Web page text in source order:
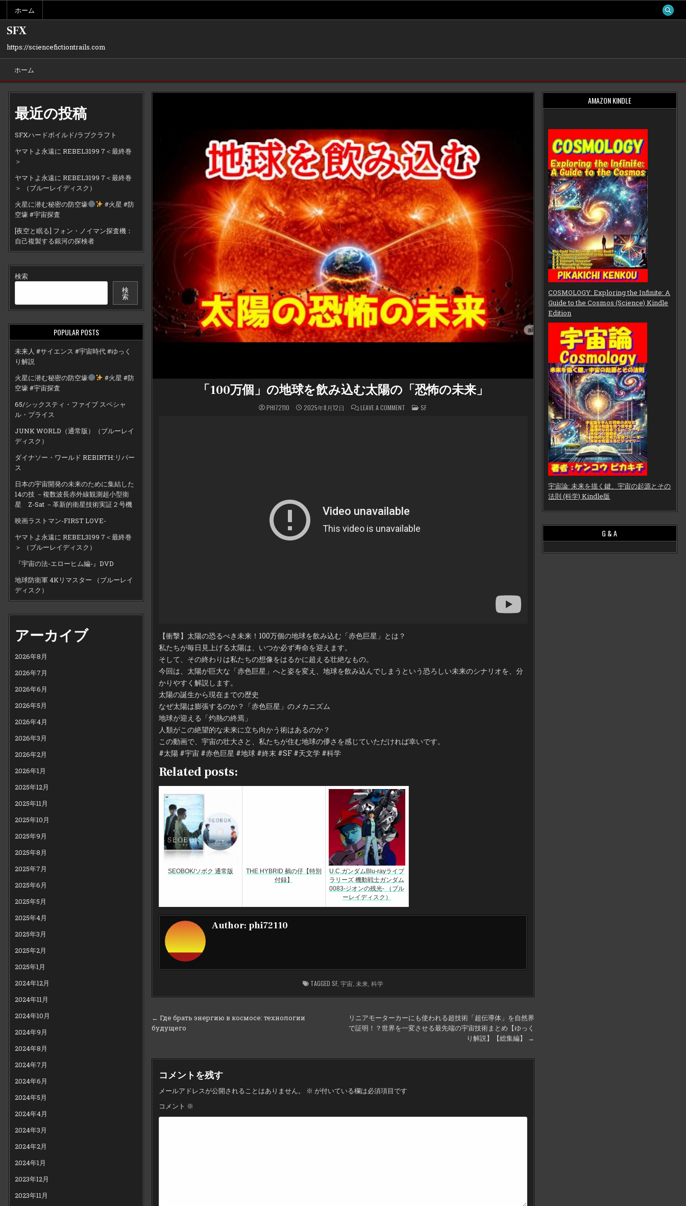
content
ホーム
SFX
https://sciencefictiontrails.com
ホーム
最近の投稿
SFXハードボイルド/ラブクラフト
ヤマトよ永遠に REBEL3199 7＜最終巻
＞
ヤマトよ永遠に REBEL3199 7＜最終巻
＞ （ブルーレイディスク）
火星に潜む秘密の防空壕
#火星 #防
空壕 #宇宙探査
[夜空と眠る] フォン・ノイマン探査機：
自己複製する銀河の探検者
検索
検
索
POPULAR POSTS
未来人 #サイエンス #宇宙時代 #ゆっく
り解説
火星に潜む秘密の防空壕
#火星 #防
空壕 #宇宙探査
65/シックスティ・ファイブ スペシャ
ル・プライス
JUNK WORLD（通常版）（ブルーレイ
ディスク）
ダイナソー・ワールド REBIRTH:リバー
ス
日本の宇宙開発の未来のために集結した
14の技 －複数波長赤外線観測超小型衛
星 Z-Sat －革新的衛星技術実証２号機
映画ラストマン-FIRST LOVE-
ヤマトよ永遠に REBEL3199 7＜最終巻
＞ （ブルーレイディスク）
『宇宙の法-エローヒム編-』DVD
地球防衛軍 4Kリマスター （ブルーレイ
ディスク）
アーカイブ
2026年8月
2026年7月
2026年6月
2026年5月
2026年4月
2026年3月
2026年2月
2026年1月
2025年12月
2025年11月
2025年10月
2025年9月
2025年8月
2025年7月
2025年6月
2025年5月
2025年4月
2025年3月
2025年2月
2025年1月
2024年12月
2024年11月
2024年10月
2024年9月
2024年8月
2024年7月
2024年6月
2024年5月
2024年4月
2024年3月
2024年2月
2024年1月
2023年12月
2023年11月
「100万個」の地球を飲み込む太陽の「恐怖の未来」
PHI72110 2025年8月12日 LEAVE A COMMENT ON
「100
の
未
来」
POSTED
IN
SF
【衝撃】太陽の恐るべき未来！100万個の地球を飲み込む「赤色巨星」とは？
私たちが毎日見上げる太陽は、いつか必ず寿命を迎えます。
そして、その終わりは私たちの想像をはるかに超える壮絶なもの。
今回は、太陽が巨大な「赤色巨星」へと姿を変え、地球を飲み込んでしまうという恐ろしい未来のシナリオを、分
かりやすく解説します。
太陽の誕生から現在までの歴史
なぜ太陽は膨張するのか？「赤色巨星」のメカニズム
地球が迎える「灼熱の終焉」
人類がこの絶望的な未来に立ち向かう術はあるのか？
この動画で、宇宙の壮大さと、私たちが住む地球の儚さを感じていただければ幸いです。
#太陽 #宇宙 #赤色巨星 #地球 #終末 #SF #天文学 #科学
Related posts:
SEOBOK/ソボク 通常版
THE HYBRID 鵺の仔【特別
付録】
U.C.ガンダムBlu-rayライブ
ラリーズ 機動戦士ガンダム
0083-ジオンの残光- （ブル
ーレイディスク）
Author: phi72110
TAGGED SF, 宇宙, 未来, 科学
投
稿
ビ
ゲ
ー
シ
ョ
リニアモーターカーにも使われる超技術「超伝導体」を自然界
で証明！？世界を一変させる最先端の宇宙技術まとめ【ゆっく
り解説】【総集編】 →
← Где брать энергию в космосе: технологии
будущего
コメントを残す
メールアドレスが公開されることはありません。 ※ が付いている欄は必須項目です
コメント ※
AMAZON KINDLE
COSMOLOGY: Exploring the Infinite: A
Guide to the Cosmos (Science) Kindle
Edition
宇宙論: 未来を描く鍵、宇宙の起源とその
法則 (科学) Kindle版
G & A